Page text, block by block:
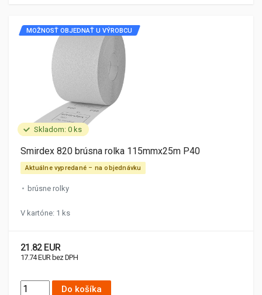
Skladom: 0 ks
MOŽNOSŤ OBJEDNAŤ U VÝROBCU
Smirdex 820 brúsna rolka 115mmx25m P40
Aktuálne vypredané – na objednávku
brúsne rolky
V kartóne: 1 ks
21.82 EUR
17.74 EUR bez DPH
Do košíka